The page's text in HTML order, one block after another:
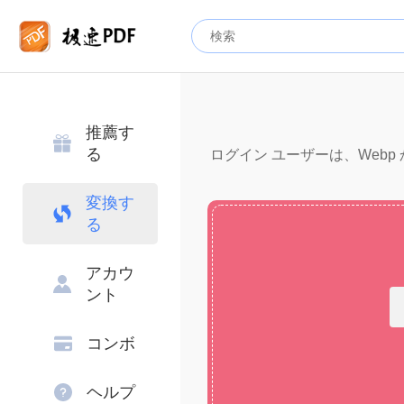
推薦す
る
変換す
る
アカウ
ント
コンボ
ヘルプ
ログイン ユーザーは、Webp